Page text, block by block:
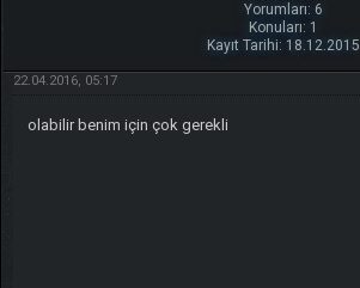
Yorumları: 6
Konuları: 1
Kayıt Tarihi: 18.12.2015
22.04.2016, 05:17
olabilir benim için çok gerekli